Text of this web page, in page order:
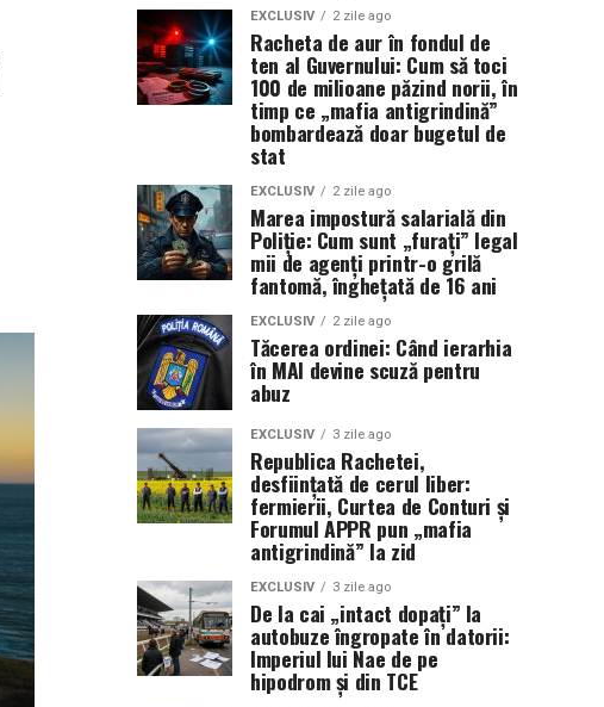
EXCLUSIV 2 zile ago
Racheta de aur în fondul de
ten al Guvernului: Cum să toci
100 de milioane păzind norii, în
timp ce „mafia antigrindină”
bombardează doar bugetul de
stat
EXCLUSIV 2 zile ago
Marea impostură salarială din
Poliție: Cum sunt „furați” legal
mii de agenți printr-o grilă
fantomă, înghețată de 16 ani
EXCLUSIV 2 zile ago
Tăcerea ordinei: Când ierarhia
în MAI devine scuză pentru
abuz
EXCLUSIV 3 zile ago
Republica Rachetei,
desființată de cerul liber:
fermierii, Curtea de Conturi și
Forumul APPR pun „mafia
antigrindină” la zid
EXCLUSIV 3 zile ago
De la cai „intact dopați” la
autobuze îngropate în datorii:
Imperiul lui Nae de pe
hipodrom și din TCE